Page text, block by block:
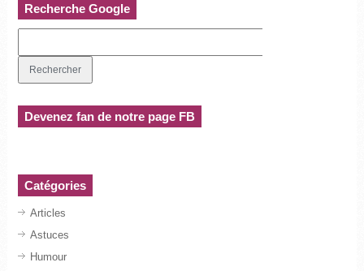
Recherche Google
Devenez fan de notre page FB
Catégories
Articles
Astuces
Humour